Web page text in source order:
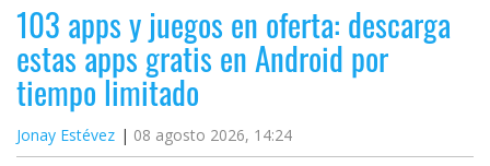
103 apps y juegos en oferta: descarga
estas apps gratis en Android por
tiempo limitado
Jonay Estévez 08 agosto 2026, 14:24